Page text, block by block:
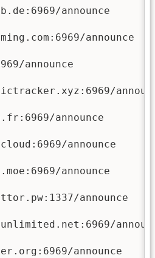
announce
announce
announce
announce
announce
announce
announce
announce